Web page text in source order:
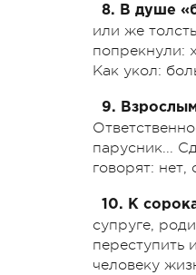
8. В душе
или же
попрекнули:
Как укол:
9.
парусник...
говорят: нет,
10. К
супруге,
переступить
человеку